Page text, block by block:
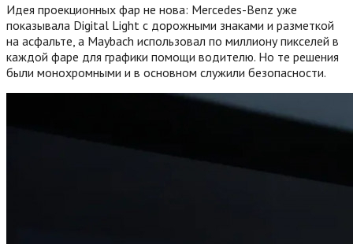
Идея проекционных фар не нова: Mercedes-Benz уже
показывала Digital Light с дорожными знаками и разметкой
на асфальте, а Maybach использовал по миллиону пикселей в
каждой фаре для графики помощи водителю. Но те решения
были монохромными и в основном служили безопасности.